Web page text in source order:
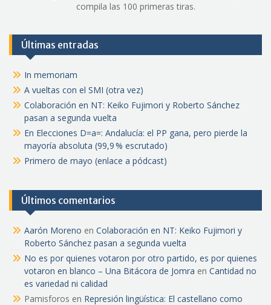
compila las 100 primeras tiras.
Últimas entradas
In memoriam
A vueltas con el SMI (otra vez)
Colaboración en NT: Keiko Fujimori y Roberto Sánchez
pasan a segunda vuelta
En Elecciones D=a=: Andalucía: el PP gana, pero pierde la
mayoría absoluta (99,9 % escrutado)
Primero de mayo (enlace a pódcast)
Últimos comentarios
Aarón Moreno en Colaboración en NT: Keiko Fujimori y
Roberto Sánchez pasan a segunda vuelta
No es por quienes votaron por otro partido, es por quienes
votaron en blanco – Una Bitácora de Jomra en Cantidad no
es variedad ni calidad
Pamisforos en Represión lingüística: El castellano como